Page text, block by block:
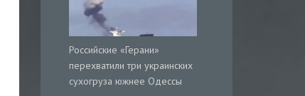
Российские «Герани»
перехватили три украинских
сухогруза южнее Одессы